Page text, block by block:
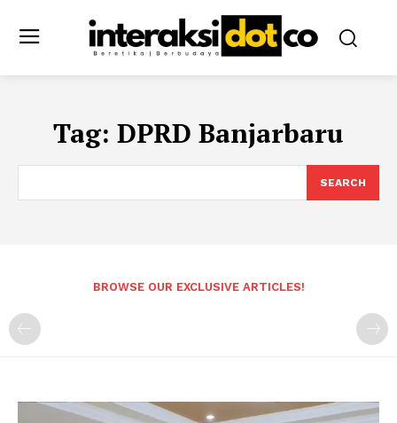
Tag: DPRD Banjarbaru
SEARCH
BROWSE OUR EXCLUSIVE ARTICLES!